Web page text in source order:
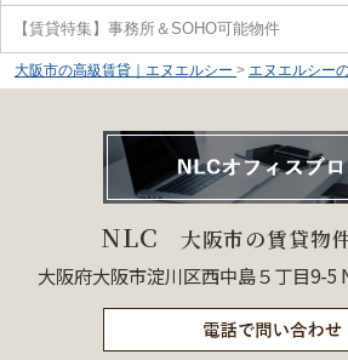
【賃貸特集】事務所＆SOHO可能物件
大阪市の高級賃貸｜エヌエルシー > エヌエルシー
NLC 大阪市の賃貸物
大阪府大阪市淀川区西中島５丁目9-5